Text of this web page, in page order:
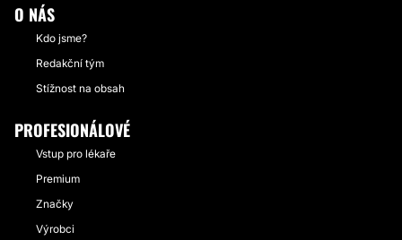
O NÁS
Kdo jsme?
Redakční tým
Stížnost na obsah
PROFESIONÁLOVÉ
Vstup pro lékaře
Premium
Značky
Výrobci